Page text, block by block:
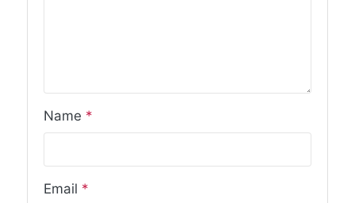
Name *
Email *